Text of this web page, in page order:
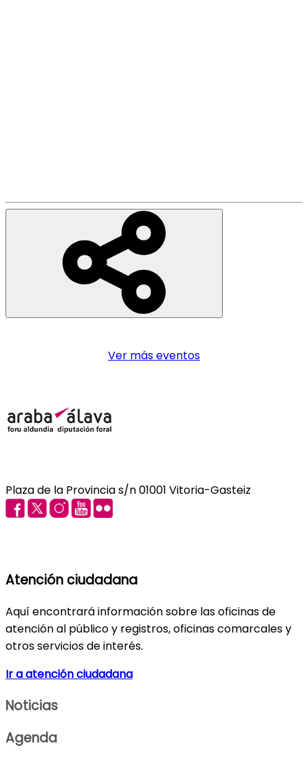
Ver más eventos
Plaza de la Provincia s/n 01001 Vitoria-Gasteiz
Atención ciudadana
Aquí encontrará información sobre las oficinas de
atención al público y registros, oficinas comarcales y
otros servicios de interés.
Ir a atención ciudadana
Noticias
Agenda